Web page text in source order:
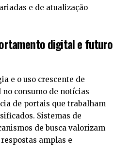
e de atualização
digital e futuro
e o uso crescente de
consumo de notícias
de portais que trabalham
Sistemas de
de busca valorizam
amplas e